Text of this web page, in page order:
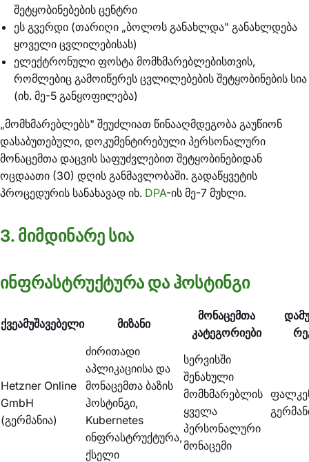
შეტყობინებების ცენტრი
ეს გვერდი (თარიღი „ბოლოს განახლდა" განახლდება
ყოველი ცვლილებისას)
ელექტრონული ფოსტა მომხმარებლებისთვის,
რომლებიც გამოიწერეს ცვლილებების შეტყობინების სია
(იხ. მე-5 განყოფილება)
„მომხმარებლებს" შეუძლიათ წინააღმდეგობა გაუწიონ
დასაბუთებული, დოკუმენტირებული პერსონალური
მონაცემთა დაცვის საფუძვლებით შეტყობინებიდან
ოცდაათი (30) დღის განმავლობაში. გადაწყვეტის
პროცედურის სანახავად იხ. DPA-ის მე-7 მუხლი.
3. მიმდინარე სია
ინფრასტრუქტურა და ჰოსტინგი
ქვეამუშავებელი მიზანი
მონაცემთა
კატეგორიები
Hetzner Online
GmbH
(გერმანია)
ძირითადი
აპლიკაციისა და
მონაცემთა ბაზის
ჰოსტინგი,
Kubernetes
ინფრასტრუქტურა,
ქსელი
სერვისში
შენახული
მომხმარებლის
ყველა
პერსონალური
მონაცემი